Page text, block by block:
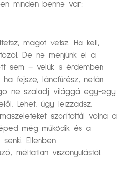
minden benne van:
magot vetsz. Ha kell,
De ne menjünk el a
sem – velük is érdemben
fejsze, láncfűrész, netán
ne szaladj világgá egy-egy
Lehet, úgy leizzadsz,
szorítottál volna a
még működik és a
Ellenben
méltatlan viszonyulástól.